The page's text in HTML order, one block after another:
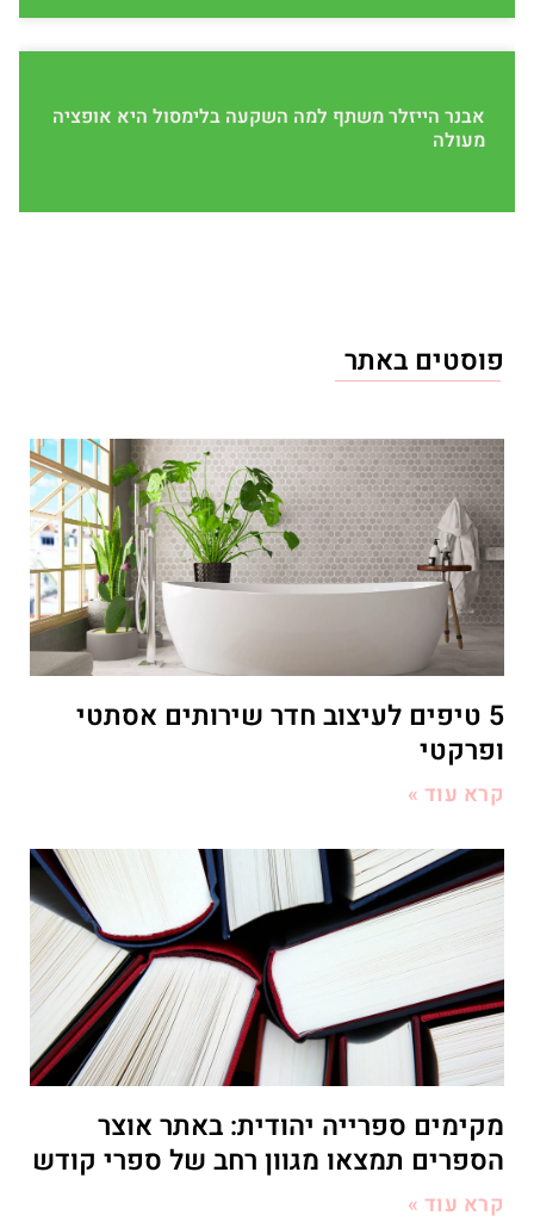
אבנר הייזלר משתף למה השקעה בלימסול היא אופציה
מעולה
פוסטים באתר
5 טיפים לעיצוב חדר שירותים אסתטי
ופרקטי
קרא עוד »
מקימים ספרייה יהודית: באתר אוצר
הספרים תמצאו מגוון רחב של ספרי קודש
קרא עוד »